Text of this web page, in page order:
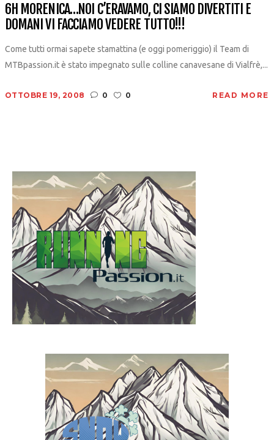
6H MORENICA…NOI C’ERAVAMO, CI SIAMO DIVERTITI E
DOMANI VI FACCIAMO VEDERE TUTTO!!!
Come tutti ormai sapete stamattina (e oggi pomeriggio) il Team di
MTBpassion.it è stato impegnato sulle colline canavesane di Vialfrè,...
OTTOBRE 19, 2008 0 0 READ MORE